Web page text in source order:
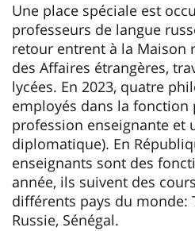
Une place spéciale est
professeurs de langue
retour entrent à la Maison
des Affaires étrangères,
lycées. En 2023, quatre
employés dans la
profession enseignante et
diplomatique). En
enseignants sont des
année, ils suivent des
différents pays du monde:
Russie, Sénégal.